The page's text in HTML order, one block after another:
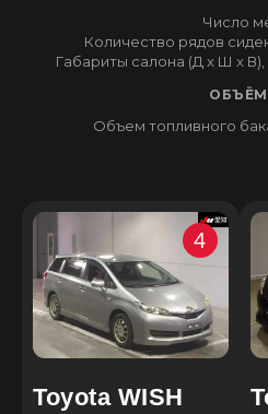
Число
Количество рядов
Габариты салона (Д x Ш x
Объем топливного
Toyota WISH
4